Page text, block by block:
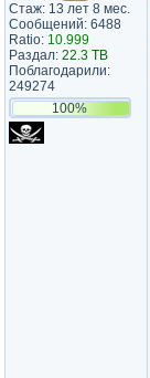
Стаж: 13 лет 8 мес.
Сообщений: 6488
Ratio: 10.999
Раздал: 22.3 TB
Поблагодарили:
249274
100%